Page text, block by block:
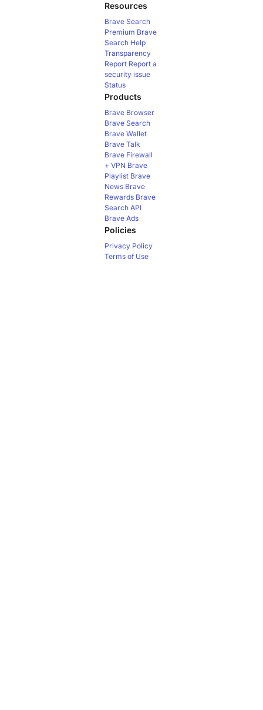
Resources
Brave Search
Premium Brave
Search Help
Transparency
Report Report a
security issue
Status
Products
Brave Browser
Brave Search
Brave Wallet
Brave Talk
Brave Firewall
+ VPN Brave
Playlist Brave
News Brave
Rewards Brave
Search API
Brave Ads
Policies
Privacy Policy
Terms of Use